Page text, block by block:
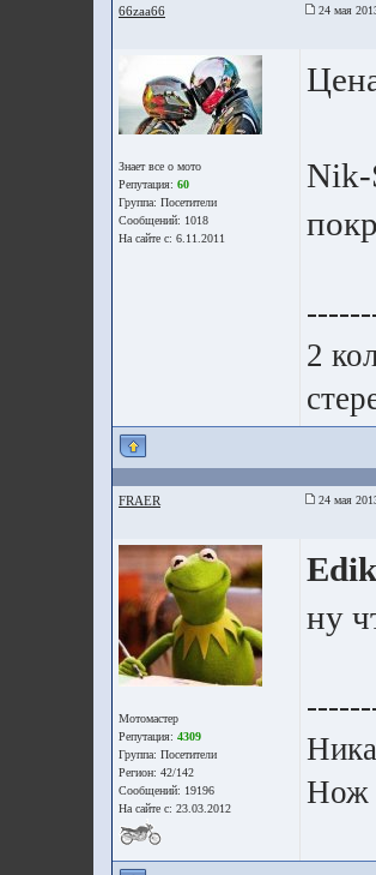
66zaa66 24 мая
Знает все о мото
Репутация: 60
Группа: Посетители
Сообщений: 1018
На сайте с: 6.11.2011
Nik-
2
FRAER 24 мая
Мотомастер
Репутация: 4309
Группа: Посетители
Регион: 42/142
Сообщений: 19196
На сайте с: 23.03.2012
ну
Нож